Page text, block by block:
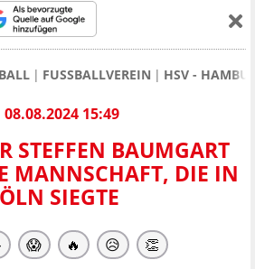
FUSSBALLVEREIN HSV -
08.08.2024 15:49
STEFFEN BAUMGART
MANNSCHAFT, DIE IN
SIEGTE
😱 🔥 😥 👏